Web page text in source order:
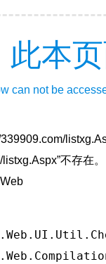
此本
can not be
339909.com/
listxg.Aspx”不存在。